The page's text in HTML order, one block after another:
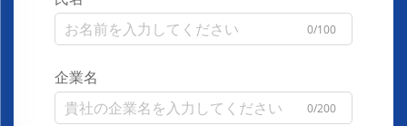
0/100
企業名
0/200